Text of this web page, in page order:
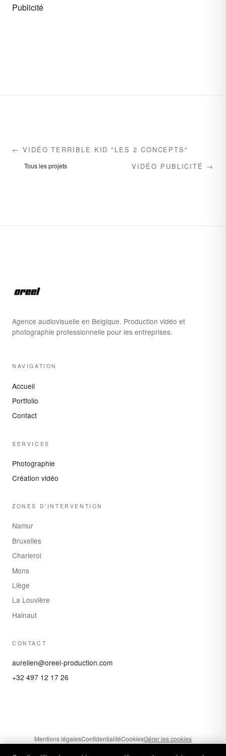
Publicité
← VIDÉO TERRIBLE KID "LES 2 CONCEPTS"
Tous les projets VIDÉO PUBLICITÉ →
Agence audiovisuelle en Belgique. Production vidéo et
photographie professionnelle pour les entreprises.
NAVIGATION
Accueil
Portfolio
Contact
SERVICES
Photographie
Création vidéo
ZONES D'INTERVENTION
Namur
Bruxelles
Charleroi
Mons
Liège
La Louvière
Hainaut
CONTACT
aurelien@oreel-production.com
+32 497 12 17 26
Mentions légalesConfidentialitéCookiesGérer les cookies